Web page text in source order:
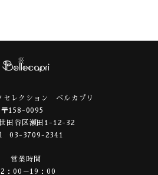
セレクション ベルカプリ
〒158-0095
田谷区瀬田1-12-32
03-3709-2341
営業時間
：00－19：00